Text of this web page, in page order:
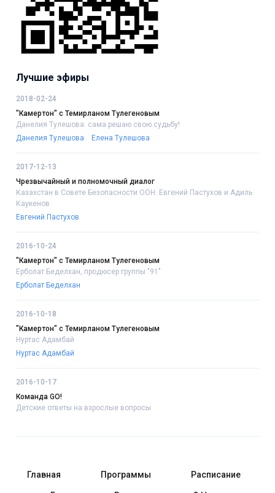
Лучшие эфиры
2018-02-24
"Камертон" с Темирланом Тулегеновым
Данелия Тулешова: сама решаю свою судьбу!
Данелия Тулешова
Елена Тулешова
2017-12-13
Чрезвычайный и полномочный диалог
Казахстан в Совете Безопасности ООН. Евгений Пастухов и Адиль
Каукенов
Евгений Пастухов
2016-10-24
"Камертон" с Темирланом Тулегеновым
Ерболат Беделхан, продюсер группы "91"
Ерболат Беделхан
2016-10-18
"Камертон" с Темирланом Тулегеновым
Нуртас Адамбай
Нуртас Адамбай
2016-10-17
Команда GO!
Детские ответы на взрослые вопросы
Главная Программы Расписание